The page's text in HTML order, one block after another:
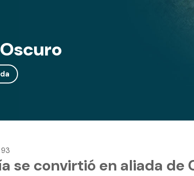
se convirtió en aliada de